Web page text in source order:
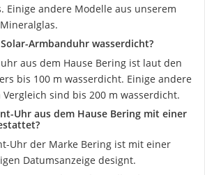
Einige andere Modelle aus unserem
Armbanduhr wasserdicht?
aus dem Hause Bering ist laut den
bis 100 m wasserdicht. Einige andere
sind bis 200 m wasserdicht.
Uhr aus dem Hause Bering mit einer
Uhr der Marke Bering ist mit einer
Datumsanzeige designt.